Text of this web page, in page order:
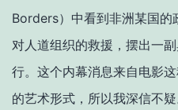
Borders）中看到非洲某国
对人道组织的救援，摆出一
行。这个内幕消息来自电影
的艺术形式，所以我深信不疑